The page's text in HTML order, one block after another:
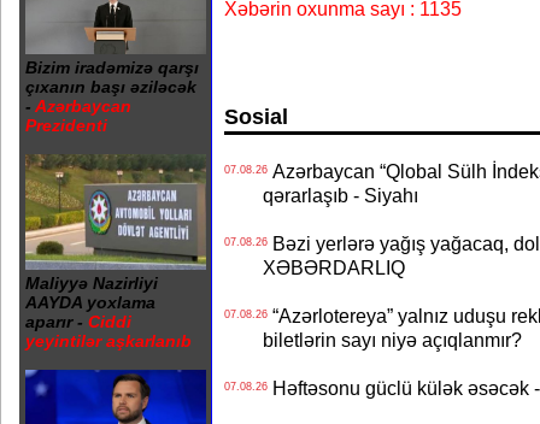
Bizim iradəmizə qarşı
çıxanın başı əziləcək
- Azərbaycan
Prezidenti
Maliyyə Nazirliyi
AAYDA yoxlama
aparır - Ciddi
yeyintilər aşkarlanıb
Xəbərin oxunma sayı : 1135
Sosial
07.08.26Azərbaycan “Qlobal Sülh
qərarlaşıb - Siyahı
07.08.26Bəzi yerlərə yağış yağacaq,
XƏBƏRDARLIQ
07.08.26“Azərlotereya” yalnız uduşu
biletlərin sayı niyə açıqlanmır?
07.08.26Həftəsonu güclü külək əsəcək